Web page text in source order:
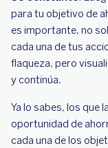
para tu objetivo de
es importante, no
cada una de tus
flaqueza, pero
y continúa.
Ya lo sabes, los que
oportunidad de
cada una de los